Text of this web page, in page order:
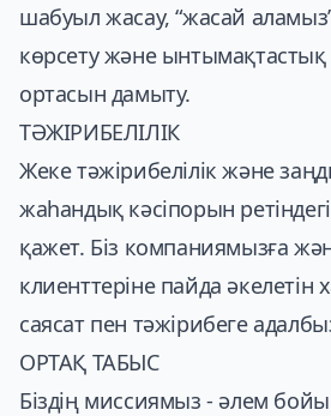
шабуыл жасау, “жасай
көрсету және ынтымақтастық
ортасын дамыту.
ТӘЖІРИБЕЛІЛІК
Жеке тәжірибелілік және
жаһандық кәсіпорын
қажет. Біз компаниямызға
клиенттеріне пайда әкелетін
саясат пен тәжірибеге
ОРТАҚ ТАБЫС
Біздің миссиямыз - әлем